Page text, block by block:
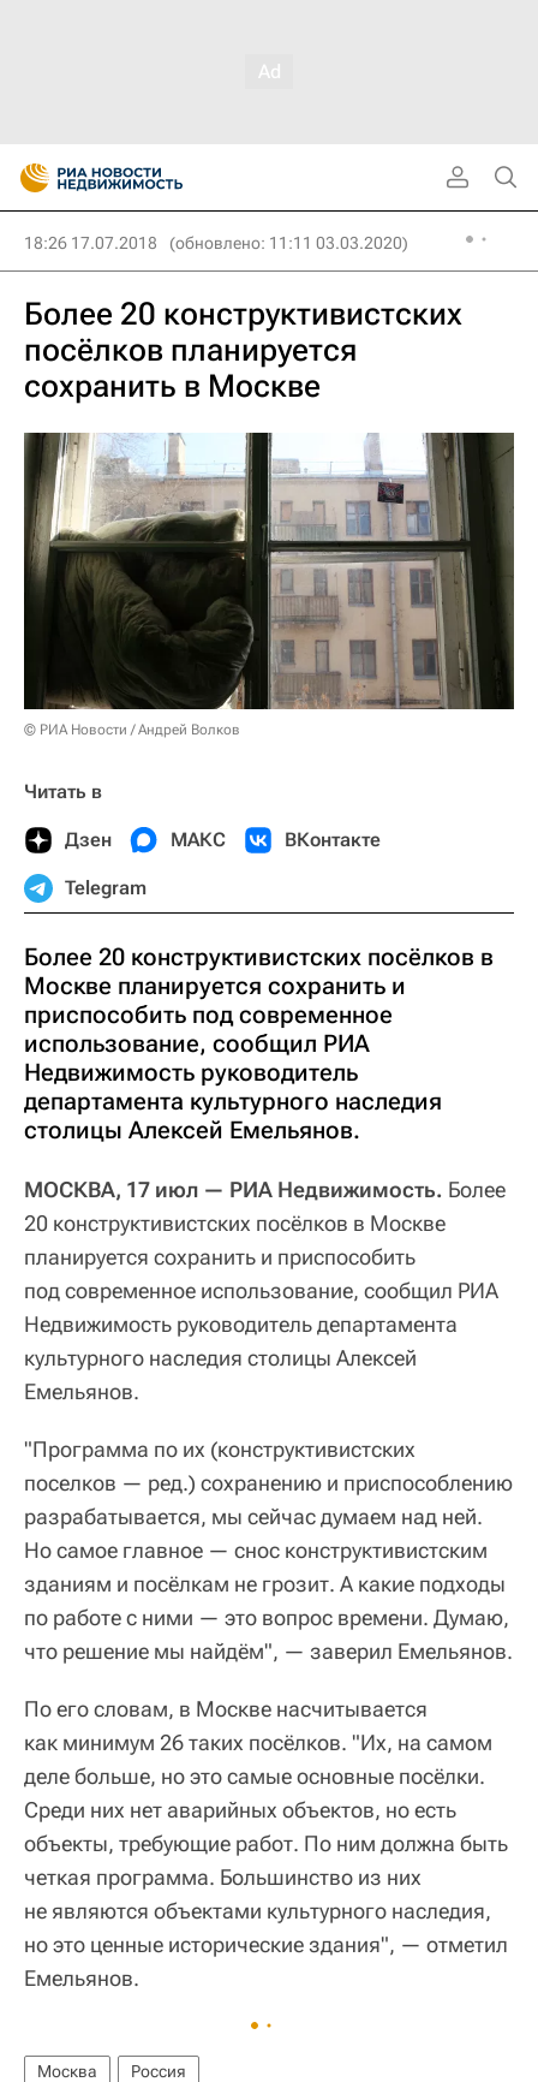
18:26 17.07.2018 (обновлено: 11:11 03.03.2020)
Более 20 конструктивистских
посёлков планируется
сохранить в Москве
© РИА Новости / Андрей Волков
Читать в
Дзен МАКС ВКонтакте
Telegram
Более 20 конструктивистских посёлков в
Москве планируется сохранить и
приспособить под современное
использование, сообщил РИА
Недвижимость руководитель
департамента культурного наследия
столицы Алексей Емельянов.
МОСКВА, 17 июл — РИА Недвижимость. Более
20 конструктивистских посёлков в Москве
планируется сохранить и приспособить
под современное использование, сообщил РИА
Недвижимость руководитель департамента
культурного наследия столицы Алексей
Емельянов.
"Программа по их (конструктивистских
поселков — ред.) сохранению и приспособлению
разрабатывается, мы сейчас думаем над ней.
Но самое главное — снос конструктивистским
зданиям и посёлкам не грозит. А какие подходы
по работе с ними — это вопрос времени. Думаю,
что решение мы найдём", — заверил Емельянов.
По его словам, в Москве насчитывается
как минимум 26 таких посёлков. "Их, на самом
деле больше, но это самые основные посёлки.
Среди них нет аварийных объектов, но есть
объекты, требующие работ. По ним должна быть
четкая программа. Большинство из них
не являются объектами культурного наследия,
но это ценные исторические здания", — отметил
Емельянов.
Москва Россия